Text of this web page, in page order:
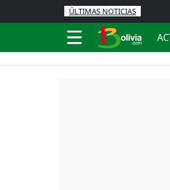
ÚLTIMAS NOTICIAS